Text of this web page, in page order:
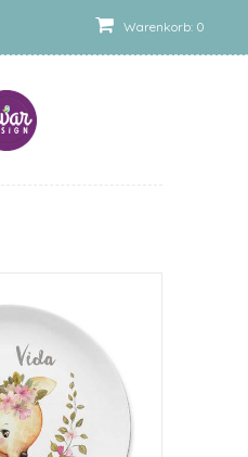
Warenkorb: 0